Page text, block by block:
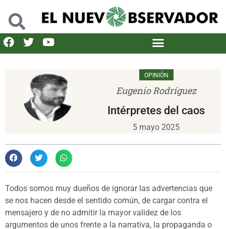
OPINIÓN
Eugenio Rodríguez
Intérpretes del caos
5 mayo 2025
Todos somos muy dueños de ignorar las advertencias que
se nos hacen desde el sentido común, de cargar contra el
mensajero y de no admitir la mayor validez de los
argumentos de unos frente a la narrativa, la propaganda o